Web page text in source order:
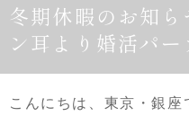
冬期休暇のお知
ン耳より婚活パ
こんにちは、東京・銀